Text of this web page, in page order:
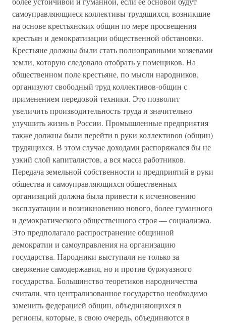
самоуправляющиеся коллективы трудящихся, возникшие
на основе крестьянских общин по мере просвещения
крестьян и демократизации общественной обстановки.
Крестьяне должны были стать полноправными хозяевами
земли, которую следовало отобрать у помещиков. На
общественном поле крестьяне, по мысли народников,
организуют свободный труд коллективов-общин с
применением передовой техники. Это позволит
увеличить производительность труда и значительно
улучшить жизнь в России. Промышленные предприятия
также должны были перейти в руки коллективов (общин)
трудящихся. В этом случае доходами распоряжался бы не
узкий слой капиталистов, а вся масса работников.
Передача земельной собственности и предприятий в руки
общества и самоуправляющихся общественных
организаций должна была привести к исчезновению
эксплуатации и возникновению нового, более гуманного
и демократического общественного строя — социализма.
Это предполагало распространение общинной
демократии и самоуправления на организацию
государства. Народники выступали не только за
свержение самодержавия, но и против буржуазного
государства. Большинство теоретиков народничества
считали, что централизованное государство необходимо
заменить федерацией общин, объединяющихся в
регионы, которые, в свою очередь, объединяются в